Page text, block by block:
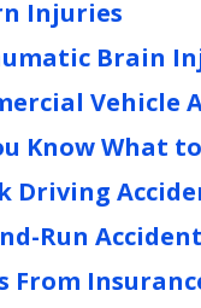
Injuries
Brain
Vehicle
Know What
Driving
Run
From